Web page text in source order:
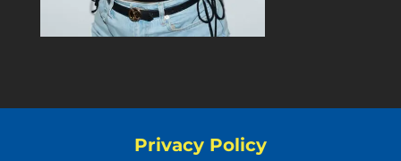
Privacy Policy